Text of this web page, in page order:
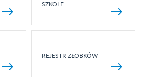
SZKOLE
REJESTR ŻŁOBKÓW